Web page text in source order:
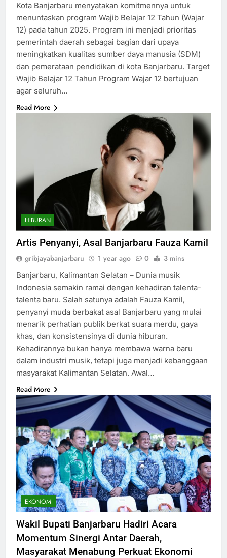
Kota Banjarbaru menyatakan komitmennya untuk
menuntaskan program Wajib Belajar 12 Tahun (Wajar
12) pada tahun 2025. Program ini menjadi prioritas
pemerintah daerah sebagai bagian dari upaya
meningkatkan kualitas sumber daya manusia (SDM)
dan pemerataan pendidikan di kota Banjarbaru. Target
Wajib Belajar 12 Tahun Program Wajar 12 bertujuan
agar seluruh…
Read More
HIBURAN
Artis Penyanyi, Asal Banjarbaru Fauza Kamil
gribjayabanjarbaru 1 year ago 0 3 mins
Banjarbaru, Kalimantan Selatan – Dunia musik
Indonesia semakin ramai dengan kehadiran talenta-
talenta baru. Salah satunya adalah Fauza Kamil,
penyanyi muda berbakat asal Banjarbaru yang mulai
menarik perhatian publik berkat suara merdu, gaya
khas, dan konsistensinya di dunia hiburan.
Kehadirannya bukan hanya membawa warna baru
dalam industri musik, tetapi juga menjadi kebanggaan
masyarakat Kalimantan Selatan. Awal…
Read More
EKONOMI
Wakil Bupati Banjarbaru Hadiri Acara
Momentum Sinergi Antar Daerah,
Masyarakat Menabung Perkuat Ekonomi